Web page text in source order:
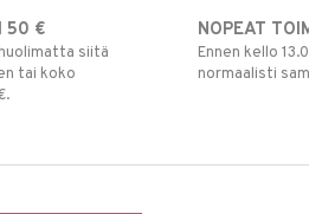
50 €
siitä
tai koko
NOPEAT
Ennen kello
normaalisti